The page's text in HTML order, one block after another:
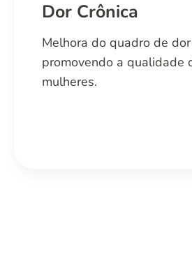
Dor Crônica
Melhora do quadro de dor
promovendo a qualidade
mulheres.
Dor Crônica
Melhora do quadro de dor
promovendo a qualidade
mulheres.